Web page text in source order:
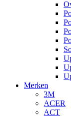
Merken
3M
ACER
ACT